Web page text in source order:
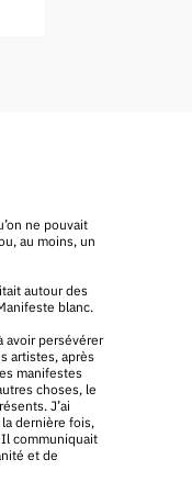
ne pouvait
au moins, un
autour des
blanc.
avoir persévérer
artistes, après
manifestes
choses, le
J’ai
dernière fois,
communiquait
et de